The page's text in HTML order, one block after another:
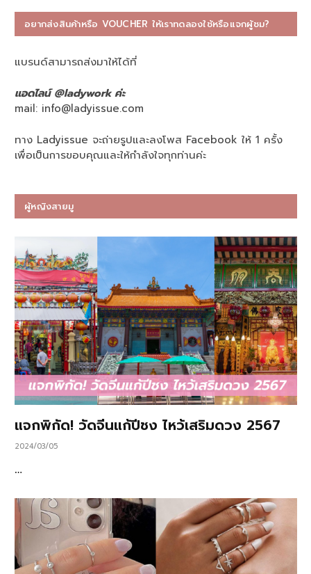
อยากส่งสินค้าหรือ VOUCHER ให้เราทดลองใช้หรือแจกผู้ชม?
แบรนด์สามารถส่งมาให้ได้ที่
แอดไลน์ @ladywork ค่ะ
mail: info@ladyissue.com
ทาง Ladyissue จะถ่ายรูปและลงโพส Facebook ให้ 1 ครั้ง
เพื่อเป็นการขอบคุณและให้กำลังใจทุกท่านค่ะ
ผู้หญิงสายมู
แจกพิกัด! วัดจีนแก้ปีชง ไหว้เสริมดวง 2567
2024/03/05
…